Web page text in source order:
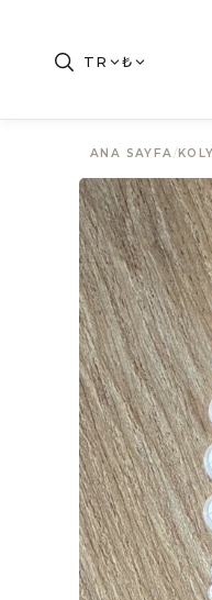
TR ₺
ANA SAYFA/